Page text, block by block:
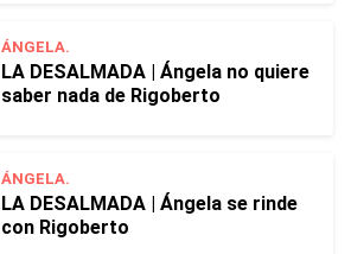
ÁNGELA.
LA DESALMADA | Ángela no quiere
saber nada de Rigoberto
ÁNGELA.
LA DESALMADA | Ángela se rinde
con Rigoberto